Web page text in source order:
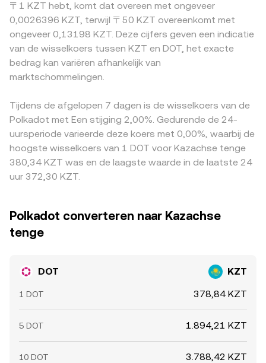
risicosentiment in de regio. Regelgevingsnieuws rond
Polkadot (zoals classificaties van digitale activa,
noteringsregels of stablecoin-kaders op parachains) en
lokale beleidswijzigingen in Kazachstan rond fiat-rampen
kunnen plotselinge verschuivingen in liquiditeit of
toegang veroorzaken. Tot slot zorgen markttechnische
interest in DOT-perpetuals, opties-expiraties op grote
derivatenplatformen, unlocks van eerdere
ecosystemische lock-ups, en on-chain whale-stromen
(grote verplaatsingen naar of van beurzen) kunnen de
DOT/KZT conversion rate op de korte termijn
beïnvloeden.
decentrale beurzen wordt betrokken, kan een Automated
Market Maker (AMM) de prijs bepalen volgens x × y = k,
waarbij de prijs voor DOT ten opzichte van KZT-
gedenomineerde assets benaderd wordt door y/x;
grotere swaps verschuiven dan de verhouding in de pool,
wat slippage geeft. Al deze mechanismen samen bepalen
beïnvloeden de uiteindelijke quotering van DOT/KZT. Vaak
wordt de DOT/KZT-quotering afgeleid via DOT/USDT en
een USDT/KZT-prijs; als USDT in KZT verhandeld wordt
met een lichte premie of korting, werkt die basis door in
de DOT/KZT-conversion rate. Arbitrage tussen beurzen
helpt deze verschillen doorgaans te verkleinen, maar is
bevestigingstijden, en risico’s rond koersschommelingen,
waardoor tijdelijke afwijkingen kunnen blijven bestaan.
〒1 KZT hebt, komt dat overeen met ongeveer
0,0026396 KZT, terwijl 〒50 KZT overeenkomt met
ongeveer 0,13198 KZT. Deze cijfers geven een indicatie
van de wisselkoers tussen KZT en DOT, het exacte
bedrag kan variëren afhankelijk van
marktschommelingen.
Tijdens de afgelopen 7 dagen is de wisselkoers van de
Polkadot met Een stijging 2,00%. Gedurende de 24-
uursperiode varieerde deze koers met 0,00%, waarbij de
hoogste wisselkoers van 1 DOT voor Kazachse tenge
380,34 KZT was en de laagste waarde in de laatste 24
uur 372,30 KZT.
Polkadot converteren naar Kazachse
tenge
DOT KZT
1 DOT 378,84 KZT
5 DOT 1.894,21 KZT
10 DOT 3.788,42 KZT